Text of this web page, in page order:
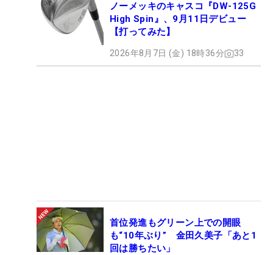
ノーメッキのキャスコ『DW-125G
High Spin』、9月11日デビュー
【打ってみた】
2026年8月7日 (金) 18時36分 33
首位発進もグリーン上での開眼
も“10年ぶり” 金田久美子「あと1
回は勝ちたい」